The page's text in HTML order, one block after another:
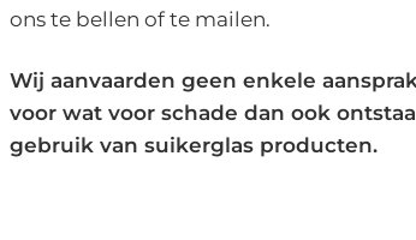
ons te bellen of te mailen.
Wij aanvaarden geen enkele
voor wat voor schade dan ook
gebruik van suikerglas producten.